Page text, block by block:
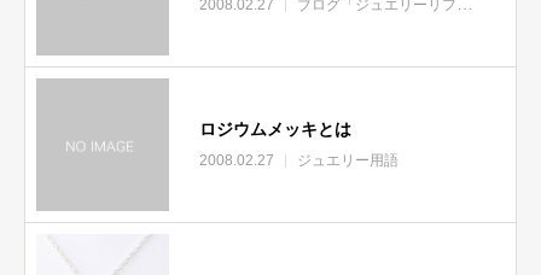
2008.02.27 ブログ「ジュエリーリフォームのあれこれ」
ロジウムメッキとは
2008.02.27 ジュエリー用語